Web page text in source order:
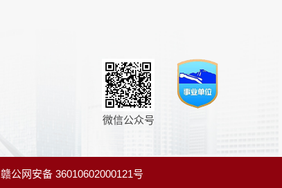
微信公众号
赣公网安备 36010602000121号